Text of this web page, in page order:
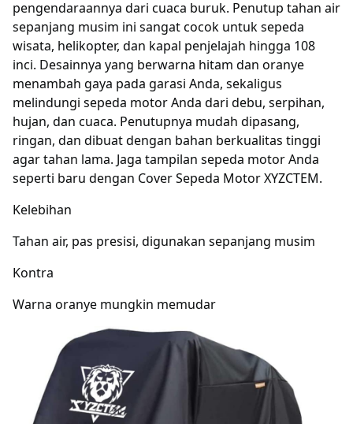
pengendaraannya dari cuaca buruk. Penutup tahan air
sepanjang musim ini sangat cocok untuk sepeda
wisata, helikopter, dan kapal penjelajah hingga 108
inci. Desainnya yang berwarna hitam dan oranye
menambah gaya pada garasi Anda, sekaligus
melindungi sepeda motor Anda dari debu, serpihan,
hujan, dan cuaca. Penutupnya mudah dipasang,
ringan, dan dibuat dengan bahan berkualitas tinggi
agar tahan lama. Jaga tampilan sepeda motor Anda
seperti baru dengan Cover Sepeda Motor XYZCTEM.
Kelebihan
Tahan air, pas presisi, digunakan sepanjang musim
Kontra
Warna oranye mungkin memudar